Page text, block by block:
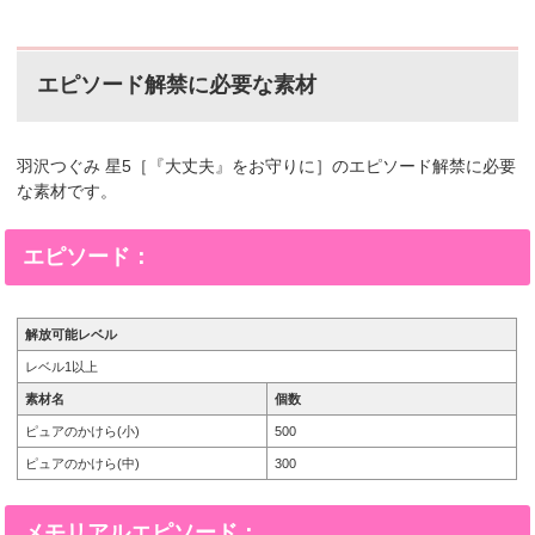
エピソード解禁に必要な素材
羽沢つぐみ 星5［『大丈夫』をお守りに］のエピソード解禁に必要
な素材です。
エピソード：
解放可能レベル
レベル1以上
素材名 個数
ピュアのかけら(小) 500
ピュアのかけら(中) 300